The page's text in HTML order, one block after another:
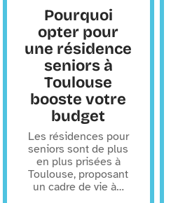
Pourquoi
opter pour
une résidence
seniors à
Toulouse
booste votre
budget
Les résidences pour
seniors sont de plus
en plus prisées à
Toulouse, proposant
un cadre de vie à…